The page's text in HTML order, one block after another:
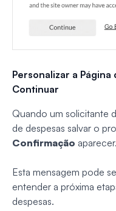
Personalizar a
Continuar
Quando um solicitante
de despesas salvar o
Confirmação aparecer.
Esta mensagem pode
entender a próxima
despesas.